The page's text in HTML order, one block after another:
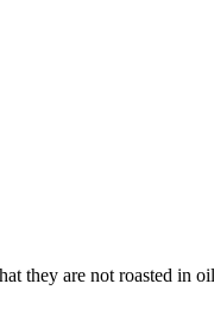
they are not roasted in